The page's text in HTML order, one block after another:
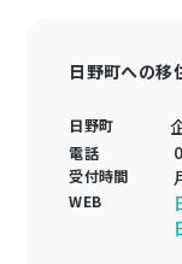
日野町への移
日野町
電話
受付時間
WEB